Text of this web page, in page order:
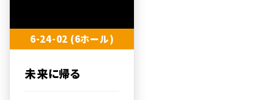
6-24-02 (6ホール)
未来に帰る